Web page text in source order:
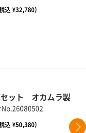
込 ¥32,780）
セット オカムラ製
No.26080502
込 ¥50,380）